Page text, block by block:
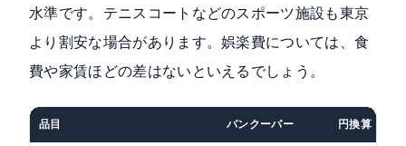
水準です。テニスコートなどのスポーツ施設も東京
より割安な場合があります。娯楽費については、食
費や家賃ほどの差はないといえるでしょう。
品目 バンクーバー 円換算